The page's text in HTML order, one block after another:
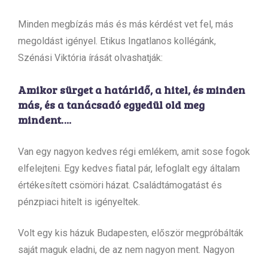
Minden megbízás más és más kérdést vet fel, más
megoldást igényel. Etikus Ingatlanos kollégánk,
Szénási Viktória írását olvashatják:
Amikor sürget a határidő, a hitel, és minden
más, és a tanácsadó egyedül old meg
mindent….
Van egy nagyon kedves régi emlékem, amit sose fogok
elfelejteni. Egy kedves fiatal pár, lefoglalt egy általam
értékesített csömöri házat. Családtámogatást és
pénzpiaci hitelt is igényeltek.
Volt egy kis házuk Budapesten, először megpróbálták
saját maguk eladni, de az nem nagyon ment. Nagyon